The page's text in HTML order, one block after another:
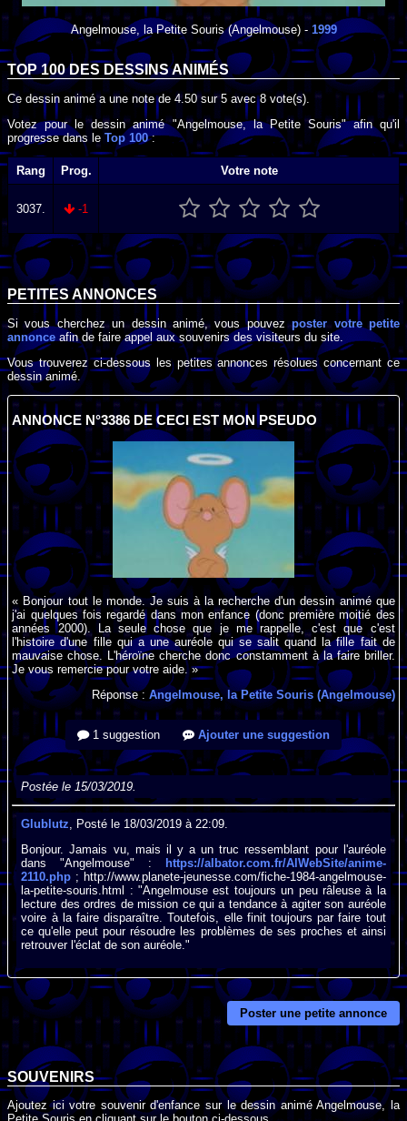
Angelmouse, la Petite Souris(Angelmouse) - 1999
TOP 100 DES DESSINS ANIMÉS
Ce dessin animé a une note de 4.50sur5 avec8 vote(s).
Votez pour le dessin animé "Angelmouse, la Petite Souris" afin qu'il
progresse dans le Top 100:
Rang Prog. Votre note
3037. -1
PETITES ANNONCES
Si vous cherchez un dessin animé, vous pouvezposter votre petite
annonce afin de faire appel aux souvenirs des visiteurs du site.
Vous trouverez ci-dessous les petites annonces résolues concernant ce
dessin animé.
ANNONCE N°3386 DE CECI EST MON PSEUDO
« Bonjour tout le monde. Je suis à la recherche d'un dessin animé que
j'ai quelques fois regardé dans mon enfance (donc première moitié des
années 2000). La seule chose que je me rappelle, c'est que c'est
l'histoire d'une fille qui a une auréole qui se salit quand la fille fait de
mauvaise chose. L'héroïne cherche donc constamment à la faire briller.
Je vous remercie pour votre aide. »
Réponse : Angelmouse, la Petite Souris (Angelmouse)
1 suggestion Ajouter une suggestion
Postée le 15/03/2019.
Glublutz , Posté le 18/03/2019 à 22:09.
Bonjour. Jamais vu, mais il y a un truc ressemblant pour l'auréole
dans "Angelmouse" :
https://albator.com.fr/AlWebSite/anime-
2110.php ; http://www.planete-jeunesse.com/fiche-1984-angelmouse-
la-petite-souris.html : "Angelmouse est toujours un peu râleuse à la
lecture des ordres de mission ce qui a tendance à agiter son auréole
voire à la faire disparaître. Toutefois, elle finit toujours par faire tout
ce qu'elle peut pour résoudre les problèmes de ses proches et ainsi
retrouver l'éclat de son auréole."
Poster une petite annonce
SOUVENIRS
Ajoutez ici votre souvenir d'enfance sur le dessin animé Angelmouse, la